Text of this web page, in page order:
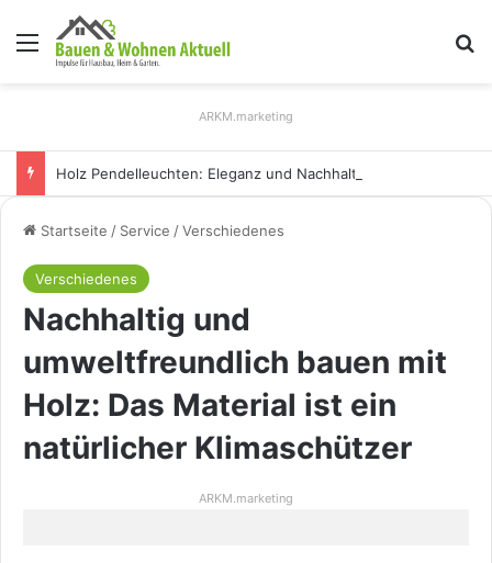
Menü
ARKM.marketing
Startseite / Service /Verschiedenes
Verschiedenes
Nachhaltig und
umweltfreundlich bauen mit
Holz: Das Material ist ein
natürlicher Klimaschützer
ARKM.marketing